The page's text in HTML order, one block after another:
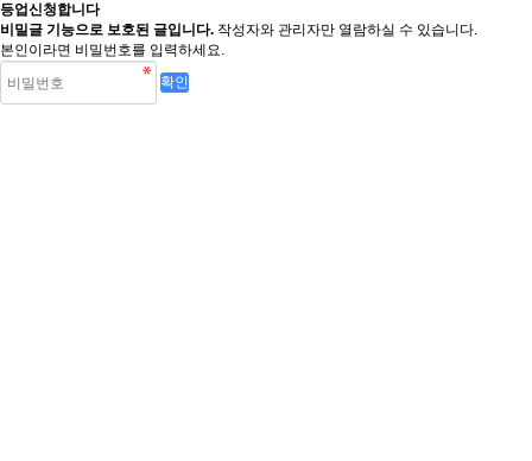
등업신청합니다
비밀글 기능으로 보호된 글입니다. 작성자와 관리자만 열람하실 수 있습니다.
본인이라면 비밀번호를 입력하세요.